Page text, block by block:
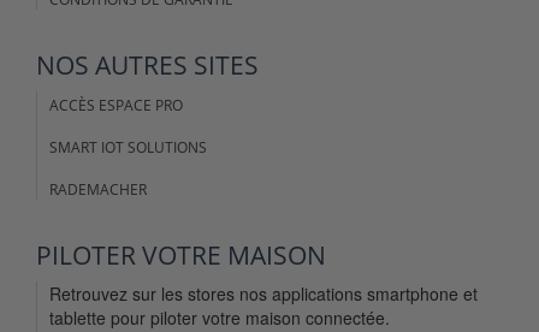
NOS AUTRES SITES
ACCÈS ESPACE PRO
SMART IOT SOLUTIONS
RADEMACHER
PILOTER VOTRE MAISON
Retrouvez sur les stores nos applications smartphone et
tablette pour piloter votre maison connectée.